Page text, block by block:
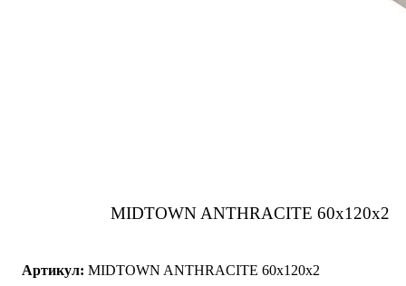
MIDTOWN ANTHRACITE 60x120x2
Артикул: MIDTOWN ANTHRACITE 60x120x2